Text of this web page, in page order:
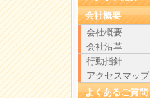
会社概要
会社概要
会社沿革
行動指針
アクセスマップ
よくあるご質問